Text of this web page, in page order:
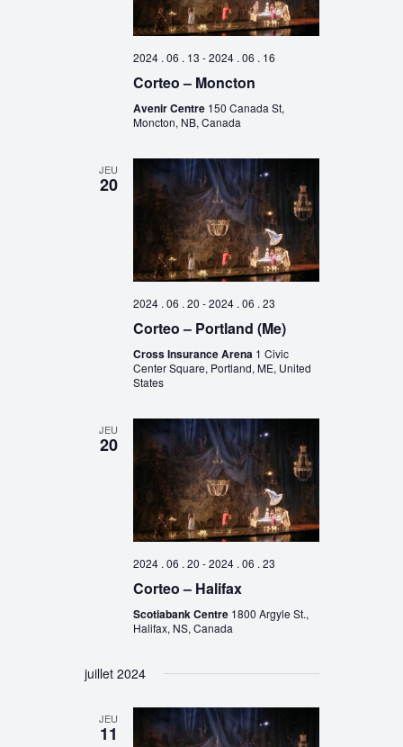
2024 . 06 . 13 -2024 . 06 . 16
Corteo – Moncton
Avenir Centre 150 Canada St,
Moncton, NB, Canada
JEU
20
2024 . 06 . 20 -2024 . 06 . 23
Corteo – Portland (Me)
Cross Insurance Arena 1 Civic
Center Square, Portland, ME, United
States
JEU
20
2024 . 06 . 20 -2024 . 06 . 23
Corteo – Halifax
Scotiabank Centre 1800 Argyle St.,
Halifax, NS, Canada
juillet 2024
JEU
11